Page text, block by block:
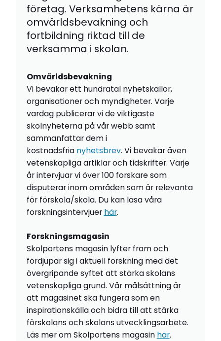
företag. Verksamhetens kärna är
omvärldsbevakning och
fortbildning riktad till de
verksamma i skolan.
Omvärldsbevakning
Vi bevakar ett hundratal nyhetskällor,
organisationer och myndigheter. Varje
vardag publicerar vi de viktigaste
skolnyheterna på vår webb samt
sammanfattar dem i
kostnadsfria nyhetsbrev. Vi bevakar även
vetenskapliga artiklar och tidskrifter. Varje
år intervjuar vi över 100 forskare som
disputerar inom områden som är relevanta
för förskola/skola. Du kan läsa våra
forskningsintervjuer här.
Forskningsmagasin
Skolportens magasin lyfter fram och
fördjupar sig i aktuell forskning med det
övergripande syftet att stärka skolans
vetenskapliga grund. Vår målsättning är
att magasinet ska fungera som en
inspirationskälla och bidra till att stärka
förskolans och skolans utvecklingsarbete.
Läs mer om Skolportens magasin här.